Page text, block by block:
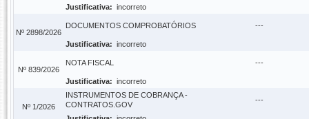
Justificativa: incorreto
Nº 2898/2026
DOCUMENTOS COMPROBATÓRIOS ---
Justificativa: incorreto
Nº 839/2026
NOTA FISCAL ---
Justificativa: incorreto
Nº 1/2026
INSTRUMENTOS DE COBRANÇA -
CONTRATOS.GOV
---